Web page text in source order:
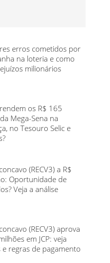
erros cometidos por
na loteria e como
milionários
os R$ 165
Mega-Sena na
no Tesouro Selic e
(RECV3) a R$
Oportunidade de
Veja a análise
(RECV3) aprova
em JCP: veja
e regras de pagamento